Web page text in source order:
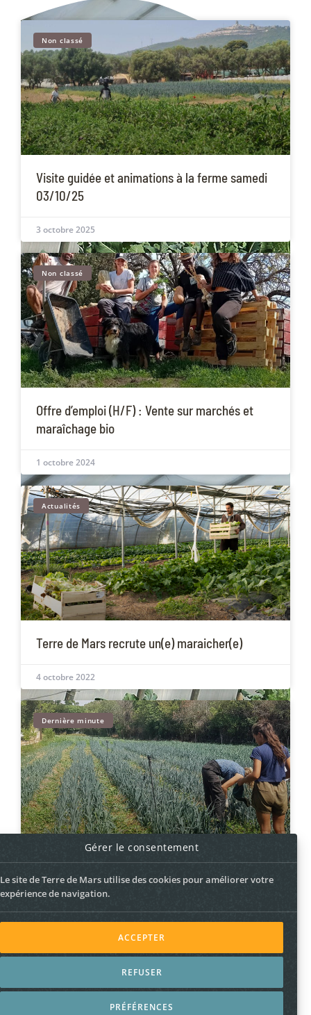
Gérer le consentement
Le site de Terre de Mars utilise des cookies pour améliorer votre
expérience de navigation.
ACCEPTER
REFUSER
PRÉFÉRENCES
Non classé
Visite guidée et animations à la ferme samedi
03/10/25
3 octobre 2025
Non classé
Offre d’emploi (H/F) : Vente sur marchés et
maraîchage bio
1 octobre 2024
Actualités
Terre de Mars recrute un(e) maraicher(e)
4 octobre 2022
Dernière minute
29 octobre 2021
© 2026 Terre de Mars –Webdesign g981
Politique de confidfentialité–Mentions légales